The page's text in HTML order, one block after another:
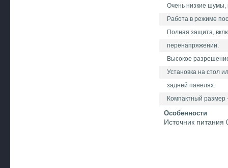
Очень низкие шумы,
Работа в режиме
Полная защита,
перенапряжении.
Высокое
Установка на стол
задней панелях.
Компактный размер
Особенности
Источник